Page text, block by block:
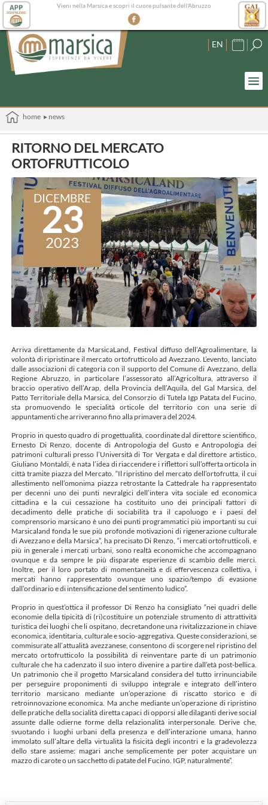
Vieni nella Marsica e scopri il cuore pulsante dell'Abruzzo
EN
home ▸ news
RITORNO DEL MERCATO
ORTOFRUTTICOLO
DICEMBRE
23
2023
Arriva direttamente da MarsicaLand, Festival diffuso dell’Agroalimentare, la
volontà di ripristinare il mercato ortofrutticolo ad Avezzano. L’evento, lanciato
dalle associazioni di categoria con il supporto del Comune di Avezzano, della
Regione Abruzzo, in particolare l’assessorato all’Agricoltura, attraverso il
braccio operativo dell’Arap, della Provincia dell’Aquila, del Gal Marsica, del
Patto Territoriale della Marsica, del Consorzio di Tutela Igp Patata del Fucino,
sta promuovendo le specialità orticole del territorio con una serie di
appuntamenti che arriveranno fino alla primavera del 2024.
Proprio in questo quadro di progettualità, coordinate dal direttore scientifico,
Ernesto Di Renzo, docente di Antropologia del Gusto e Antropologia dei
patrimoni culturali presso l’Università di Tor Vergata e dal direttore artistico,
Giuliano Montaldi, è nata l’idea di riaccendere i riflettori sull’offerta orticola in
città tramite piazza del Mercato. “Il ripristino del mercato dell’ortofrutta, il cui
allestimento nell’omonima piazza retrostante la Cattedrale ha rappresentato
per decenni uno dei punti nevralgici dell’intera vita sociale ed economica
cittadina e la cui cessazione ha costituito uno dei principali fattori di
decadimento delle pratiche di sociabilità tra il capoluogo e i paesi del
comprensorio marsicano è uno dei punti programmatici più importanti su cui
Marsicaland fonda le sue più profonde motivazioni di rigenerazione culturale
di Avezzano e della Marsica”, ha precisato Di Renzo, “i mercati ortofrutticoli, e
più in generale i mercati urbani, sono realtà economiche che accompagnano
ovunque e da sempre le più disparate esperienze di scambio delle merci.
Inoltre, per il loro portato di momentaneità e di effervescenza collettiva, i
mercati hanno rappresentato ovunque uno spazio/tempo di evasione
dall’ordinario e di intensificazione del sentimento ludico”.
Proprio in quest’ottica il professor Di Renzo ha consigliato “nei quadri delle
economie della tipicità di (ri)costituire un potenziale strumento di attrattività
turistica dei luoghi che li ospitano, decretandone una rivitalizzazione in chiave
economica, identitaria, culturale e socio-aggregativa. Queste considerazioni, se
commisurate all’attualità avezzanese, consentono di scorgere nel ripristino del
mercato ortofrutticolo la possibilità di reinventare parte di un patrimonio
culturale che ha cadenzato il suo intero divenire a partire dall’età post-bellica.
Un patrimonio che il progetto Marsicaland considera del tutto irrinunciabile
per perseguire proponimenti di sviluppo integrale e integrato dell’intero
territorio marsicano mediante un’operazione di riscatto storico e di
retroinnovazione economica. Ma anche mediante un’operazione di ripristino
delle pratiche della socialità diretta capaci di opporsi alle dilaganti derive social
assunte dalle odierne forme della relazionalità interpersonale. Derive che,
svuotando i luoghi urbani della presenza e dell’interazione umana, hanno
immolato sull’altare della virtualità la fisicità degli incontri e la gradevolezza
dello stare assieme: magari anche semplicemente per poter acquistare un
mazzo di carote o un sacchetto di patate del Fucino. IGP, naturalmente”.